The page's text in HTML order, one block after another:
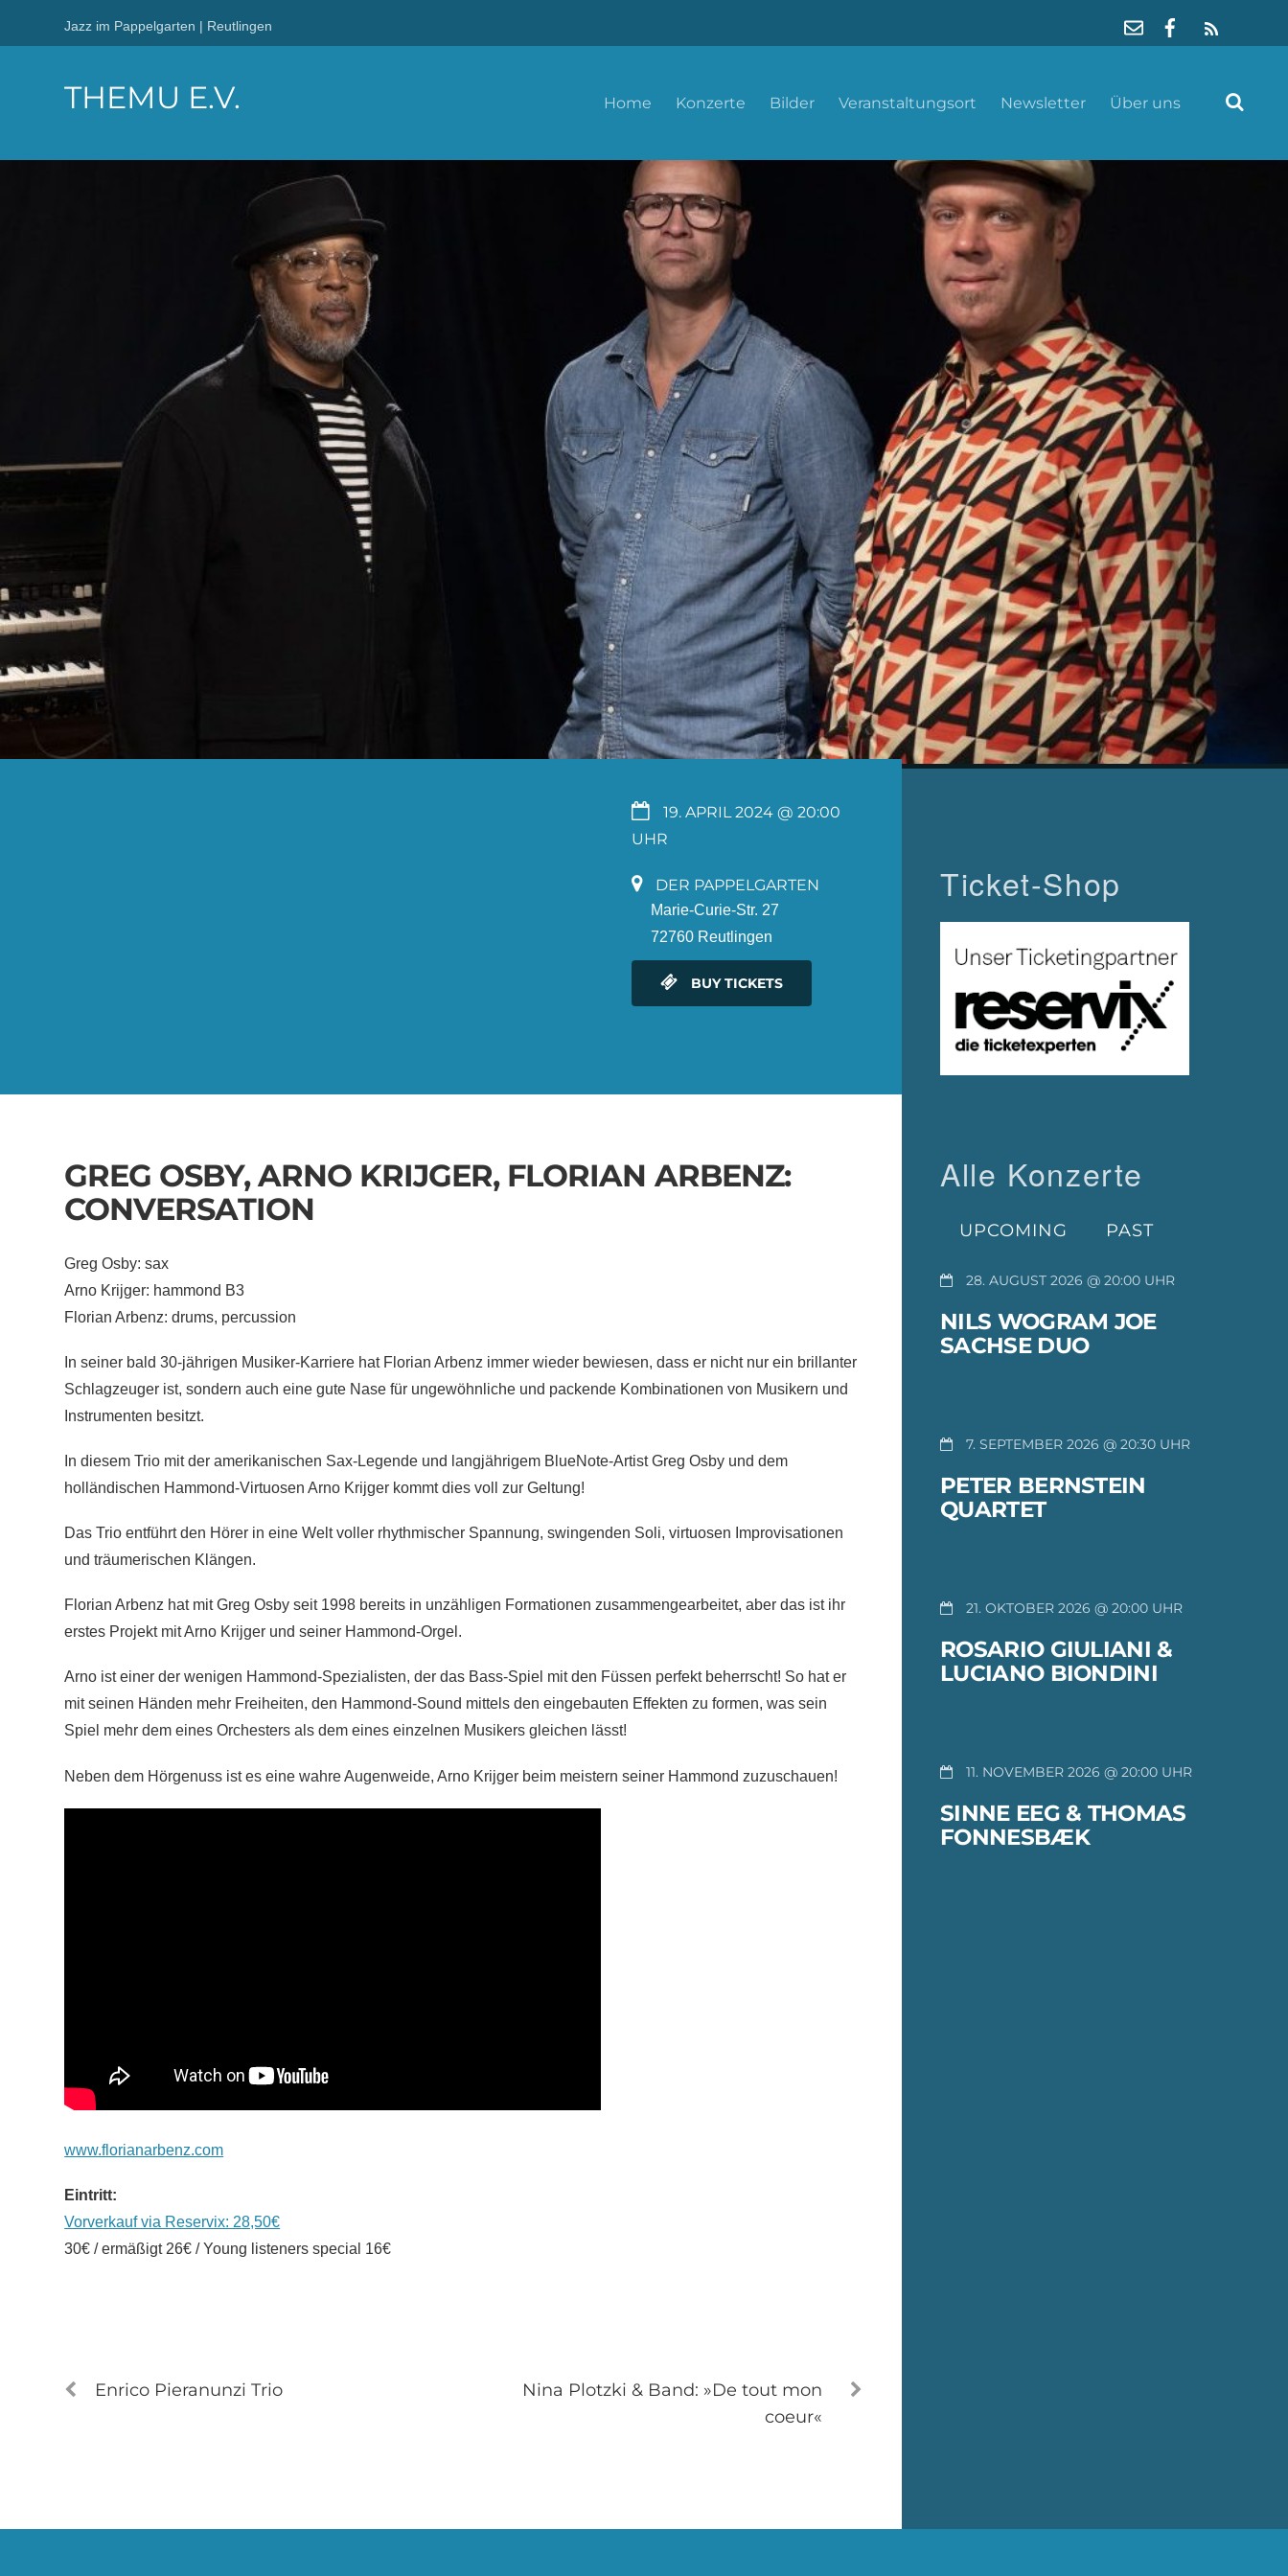
Jazz im Pappelgarten | Reutlingen
THEMU E.V. Home Konzerte Bilder Veranstaltungsort Newsletter Über uns
19. APRIL 2024 @ 20:00
DER PAPPELGARTEN
Marie-Curie-Str. 27
72760 Reutlingen
BUY TICKETS
GREG OSBY, ARNO KRIJGER, FLORIAN ARBENZ:
CONVERSATION
Greg Osby: sax
Arno Krijger: hammond B3
Florian Arbenz: drums, percussion
In seiner bald 30-jährigen Musiker-Karriere hat Florian Arbenz immer wieder bewiesen, dass er nicht nur ein brillanter
Schlagzeuger ist, sondern auch eine gute Nase für ungewöhnliche und packende Kombinationen von Musikern und
Instrumenten besitzt.
In diesem Trio mit der amerikanischen Sax-Legende und langjährigem BlueNote-Artist Greg Osby und dem
holländischen Hammond-Virtuosen Arno Krijger kommt dies voll zur Geltung!
Das Trio entführt den Hörer in eine Welt voller rhythmischer Spannung, swingenden Soli, virtuosen Improvisationen
und träumerischen Klängen.
Florian Arbenz hat mit Greg Osby seit 1998 bereits in unzähligen Formationen zusammengearbeitet, aber das ist ihr
erstes Projekt mit Arno Krijger und seiner Hammond-Orgel.
Arno ist einer der wenigen Hammond-Spezialisten, der das Bass-Spiel mit den Füssen perfekt beherrscht! So hat er
mit seinen Händen mehr Freiheiten, den Hammond-Sound mittels den eingebauten Effekten zu formen, was sein
Spiel mehr dem eines Orchesters als dem eines einzelnen Musikers gleichen lässt!
Neben dem Hörgenuss ist es eine wahre Augenweide, Arno Krijger beim meistern seiner Hammond zuzuschauen!
www.florianarbenz.com
Eintritt:
Vorverkauf via Reservix: 28,50€
30€ / ermäßigt 26€ / Young listeners special 16€
Enrico Pieranunzi Trio
Nina Plotzki & Band: »De tout mon
coeur«
Ticket-Shop
Alle Konzerte
UPCOMING PAST
28. AUGUST 2026 @ 20:00
NILS WOGRAM JOE
SACHSE DUO
7. SEPTEMBER 2026 @ 20:30
PETER BERNSTEIN
QUARTET
21. OKTOBER 2026 @ 20:00
ROSARIO GIULIANI &
LUCIANO BIONDINI
11. NOVEMBER 2026 @ 20:00
SINNE EEG & THOMAS
FONNESBÆK